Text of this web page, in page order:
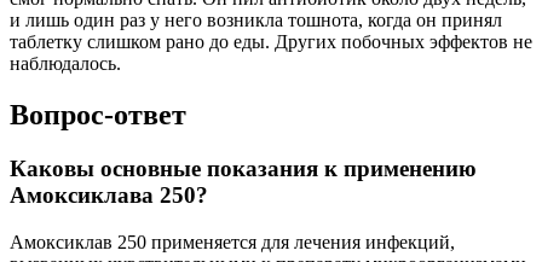
и лишь один раз у него возникла тошнота, когда он принял
таблетку слишком рано до еды. Других побочных эффектов не
наблюдалось.
Вопрос-ответ
Каковы основные показания к применению
Амоксиклава 250?
Амоксиклав 250 применяется для лечения инфекций,